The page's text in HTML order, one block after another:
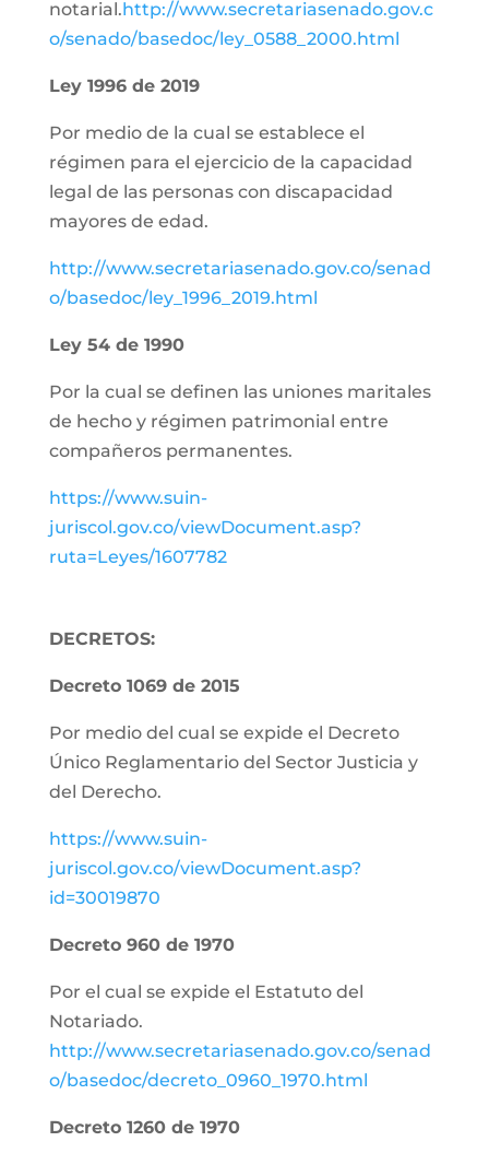
notarial.http://www.secretariasenado.gov.c
o/senado/basedoc/ley_0588_2000.html
Ley 1996 de 2019
Por medio de la cual se establece el
régimen para el ejercicio de la capacidad
legal de las personas con discapacidad
mayores de edad.
http://www.secretariasenado.gov.co/senad
o/basedoc/ley_1996_2019.html
Ley 54 de 1990
Por la cual se definen las uniones maritales
de hecho y régimen patrimonial entre
compañeros permanentes.
https://www.suin-
juriscol.gov.co/viewDocument.asp?
ruta=Leyes/1607782
DECRETOS:
Decreto 1069 de 2015
Por medio del cual se expide el Decreto
Único Reglamentario del Sector Justicia y
del Derecho.
https://www.suin-
juriscol.gov.co/viewDocument.asp?
id=30019870
Decreto 960 de 1970
Por el cual se expide el Estatuto del
Notariado.
http://www.secretariasenado.gov.co/senad
o/basedoc/decreto_0960_1970.html
Decreto 1260 de 1970